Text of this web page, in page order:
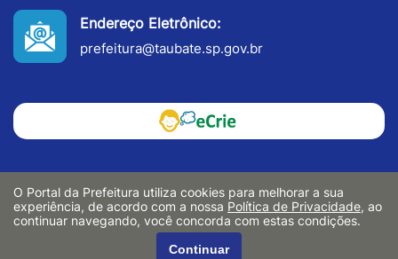
Endereço Eletrônico:
prefeitura@taubate.sp.gov.br
O Portal da Prefeitura utiliza cookies para melhorar a sua
experiência, de acordo com a nossa Política de Privacidade, ao
continuar navegando, você concorda com estas condições.
Continuar